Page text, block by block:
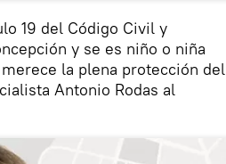
19 del Código Civil y
y se es niño o niña
la plena protección del
Antonio Rodas al